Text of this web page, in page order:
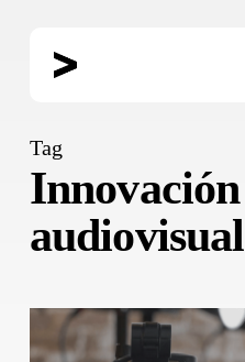
Tag
Innovación
audiovisual